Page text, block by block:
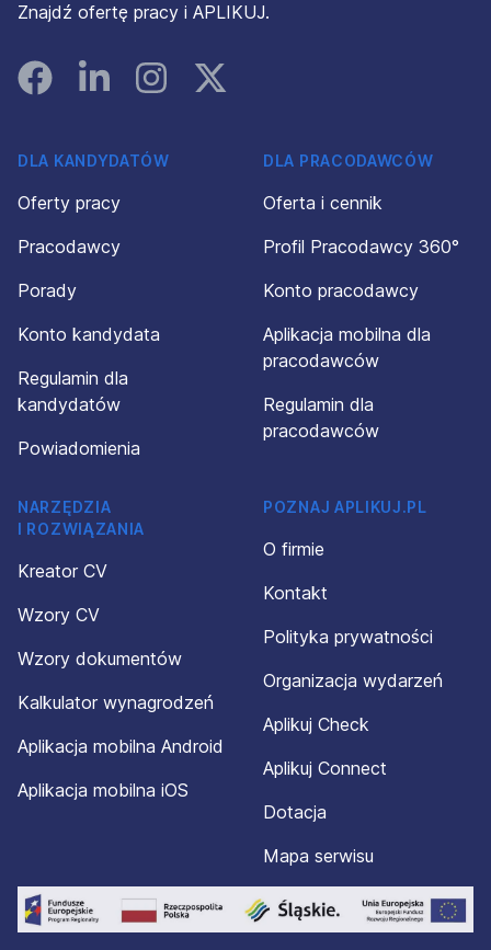
Znajdź ofertę pracy i APLIKUJ.
FacebookLinked InInstagramInstagram
DLA KANDYDATÓW
Oferty pracy
Pracodawcy
Porady
Konto kandydata
Regulamin dla
kandydatów
Powiadomienia
DLA PRACODAWCÓW
Oferta i cennik
Profil Pracodawcy 360°
Konto pracodawcy
Aplikacja mobilna dla
pracodawców
Regulamin dla
pracodawców
NARZĘDZIA
I ROZWIĄZANIA
Kreator CV
Wzory CV
Wzory dokumentów
Kalkulator wynagrodzeń
Aplikacja mobilna Android
Aplikacja mobilna iOS
POZNAJ APLIKUJ.PL
O firmie
Kontakt
Polityka prywatności
Organizacja wydarzeń
Aplikuj Check
Aplikuj Connect
Dotacja
Mapa serwisu